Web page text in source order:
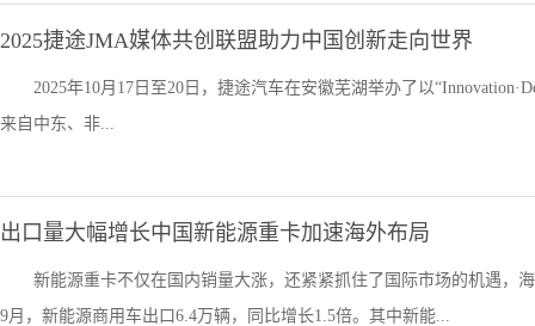
2025捷途JMA媒体共创联盟助力中国创新走向世界
2025年10月17日至20日，捷途汽车在安徽芜湖举办了以
来自中东、非...
出口量大幅增长中国新能源重卡加速海外布局
新能源重卡不仅在国内销量大涨，还紧紧抓住了国际市场的机遇，
9月，新能源商用车出口6.4万辆，同比增长1.5倍。其中新能...